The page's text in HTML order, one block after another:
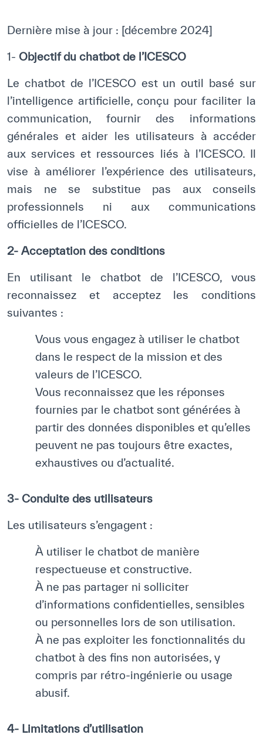
Cadre de la Gouvernance
Ce que nous faisons
Domaines d’expertise
Secrétariat Général
Partenariats
Notre impact
Objectifs de développement durable
Données et perspectives
Bibliothèque Numérique de l’ICESCO
Musées et Expositions
Actualités et événements
Communiqués de presse
Événements
Réseaux Sociaux de l’ICESCO
Contact
Contact
S’engager
Notre méthode de travail
Rejoignez la famille de l’ICESCO
Pour les fournisseurs
Devenir partenaire
Soutien et dons
Politique de confidentialité
Dernière mise à jour : [décembre 2024]
1- Objectif du chatbot de l’ICESCO
Le chatbot de l’ICESCO est un outil basé sur
l’intelligence artificielle, conçu pour faciliter la
communication, fournir des informations
générales et aider les utilisateurs à accéder
aux services et ressources liés à l’ICESCO. Il
vise à améliorer l’expérience des utilisateurs,
mais ne se substitue pas aux conseils
professionnels ni aux communications
officielles de l’ICESCO.
2- Acceptation des conditions
En utilisant le chatbot de l’ICESCO, vous
reconnaissez et acceptez les conditions
suivantes :
Vous vous engagez à utiliser le chatbot
dans le respect de la mission et des
valeurs de l’ICESCO.
Vous reconnaissez que les réponses
fournies par le chatbot sont générées à
partir des données disponibles et qu’elles
peuvent ne pas toujours être exactes,
exhaustives ou d’actualité.
3- Conduite des utilisateurs
Les utilisateurs s’engagent :
À utiliser le chatbot de manière
respectueuse et constructive.
À ne pas partager ni solliciter
d’informations confidentielles, sensibles
ou personnelles lors de son utilisation.
À ne pas exploiter les fonctionnalités du
chatbot à des fins non autorisées, y
compris par rétro-ingénierie ou usage
abusif.
4- Limitations d’utilisation